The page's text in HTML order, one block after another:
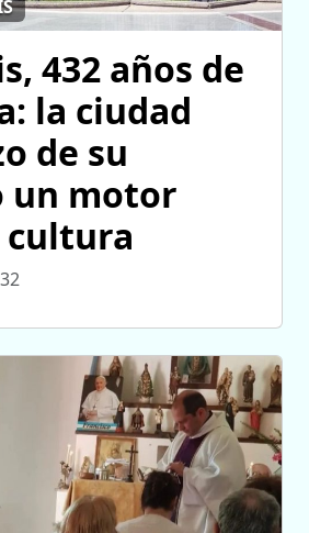
432 años de
la ciudad
de su
un motor
cultura